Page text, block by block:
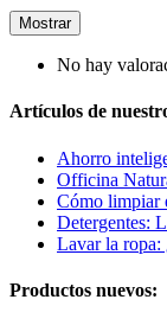
Mostrar
No hay
Artículos de
Ahorro
Officina
Cómo limpiar
Detergentes:
Lavar la ropa:
Productos nuevos: